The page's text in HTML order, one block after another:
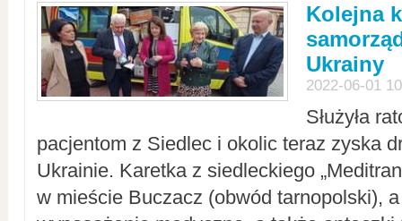
Kolejna
Ukrainy
2022-06-01
Służyła
pacjentom z Siedlec i okolic teraz zyska
Ukrainie. Karetka z siedleckiego
w mieście Buczacz (obwód tarnopolski),